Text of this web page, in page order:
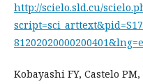
http://scielo.sld.cu/
Kobayashi FY, Castelo